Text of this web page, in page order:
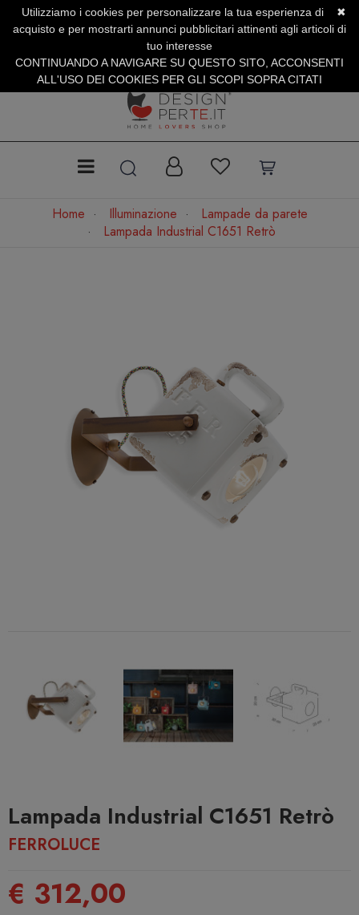
SERVIZIO CLIENTI +39.0773.470.562
SUMMER SALES | Fino al 31 Agosto
Home Illuminazione
Lampade da parete
Lampada Industrial C1651 Retrò
Lampada Industrial C1651 Retrò
FERROLUCE
€ 312,00
✖
Utilizziamo i cookies per personalizzare la tua esperienza di
acquisto e per mostrarti annunci pubblicitari attinenti agli articoli di
tuo interesse
CONTINUANDO A NAVIGARE SU QUESTO SITO, ACCONSENTI
ALL'USO DEI COOKIES PER GLI SCOPI SOPRA CITATI